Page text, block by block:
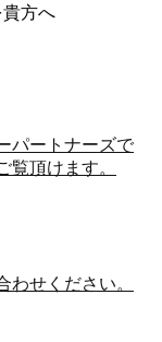
方へ
パートナーズで
覧頂けます。
わせください。